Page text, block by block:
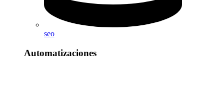
seo
Automatizaciones